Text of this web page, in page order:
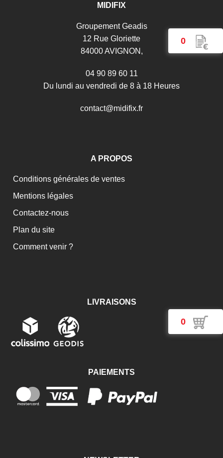
0
0
MIDIFIX
Groupement Geadis
12 Rue Gloriette
84000 AVIGNON,
04 90 89 60 11
Du lundi au vendredi de 8 à 18 Heures
contact@midifix.fr
A PROPOS
Conditions générales de ventes
Mentions légales
Contactez-nous
Plan du site
Comment venir ?
LIVRAISONS
PAIEMENTS